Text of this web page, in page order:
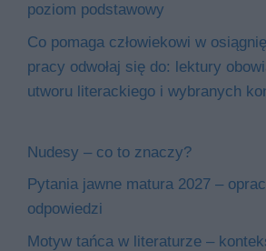
poziom podstawowy
Co pomaga człowiekowi w
pracy odwołaj się do: lektury
utworu literackiego i wybranych
Nudesy – co to znaczy?
Pytania jawne matura 2027 –
odpowiedzi
Motyw tańca w literaturze –